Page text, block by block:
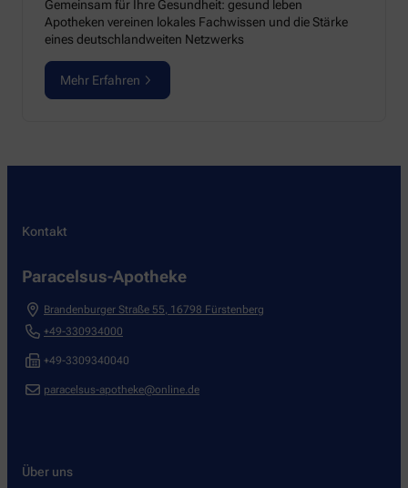
Gemeinsam für Ihre Gesundheit: gesund leben
Apotheken vereinen lokales Fachwissen und die Stärke
eines deutschlandweiten Netzwerks
Mehr Erfahren
Kontakt
Paracelsus-Apotheke
Brandenburger Straße 55, 16798 Fürstenberg
+49-330934000
+49-3309340040
paracelsus-apotheke@online.de
Über uns